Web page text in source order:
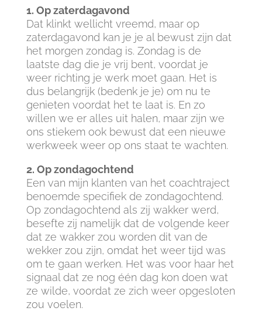
1. Op zaterdagavond
Dat klinkt wellicht vreemd, maar op
zaterdagavond kan je je al bewust zijn dat
het morgen zondag is. Zondag is de
laatste dag die je vrij bent, voordat je
weer richting je werk moet gaan. Het is
dus belangrijk (bedenk je je) om nu te
genieten voordat het te laat is. En zo
willen we er alles uit halen, maar zijn we
ons stiekem ook bewust dat een nieuwe
werkweek weer op ons staat te wachten.
2. Op zondagochtend
Een van mijn klanten van het coachtraject
benoemde specifiek de zondagochtend.
Op zondagochtend als zij wakker werd,
besefte zij namelijk dat de volgende keer
dat ze wakker zou worden dit van de
wekker zou zijn, omdat het weer tijd was
om te gaan werken. Het was voor haar het
signaal dat ze nog één dag kon doen wat
ze wilde, voordat ze zich weer opgesloten
zou voelen.